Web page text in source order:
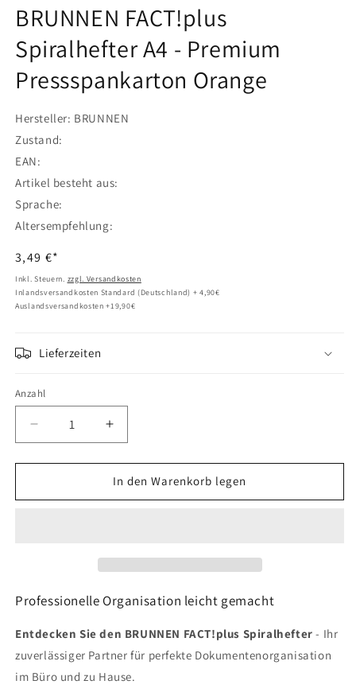
in
Modal
öffnen
BRUNNEN FACT!plus
Spiralhefter A4 - Premium
Pressspankarton Orange
Hersteller: BRUNNEN
Zustand:
EAN:
Artikel besteht aus:
Sprache:
Altersempfehlung:
Normaler
Preis
3,49 €*
Inkl. Steuern. zzgl. Versandkosten
Inlandsversandkosten Standard (Deutschland) + 4,90€
Auslandsversandkosten +19,90€
Lieferzeiten
Anzahl
Verringere
die
Menge
BRUNNEN
Pressspankarton
Erhöhe
die
Menge
für
BRUNNEN
Pressspankarton
In den Warenkorb legen
Professionelle Organisation leicht gemacht
Entdecken Sie den BRUNNEN FACT!plus Spiralhefter - Ihr
zuverlässiger Partner für perfekte Dokumentenorganisation
im Büro und zu Hause.